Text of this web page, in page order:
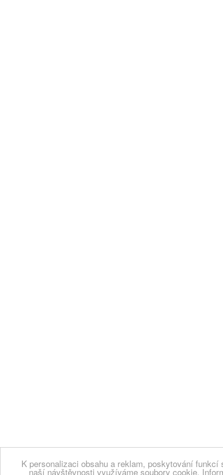
K personalizaci obsahu a reklam, poskytování
naší návštěvnosti využíváme soubory cookie.